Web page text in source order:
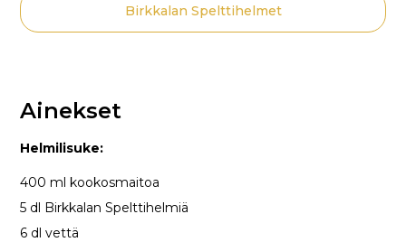
Birkkalan Spelttihelmet
Ainekset
Helmilisuke:
400 ml kookosmaitoa
5 dl Birkkalan Spelttihelmiä
6 dl vettä